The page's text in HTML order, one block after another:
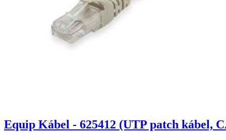
Equip Kábel - 625412 (UTP patch kábel,